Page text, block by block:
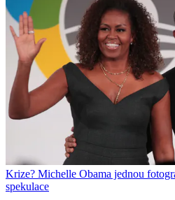
Krize? Michelle Obama jednou
spekulace